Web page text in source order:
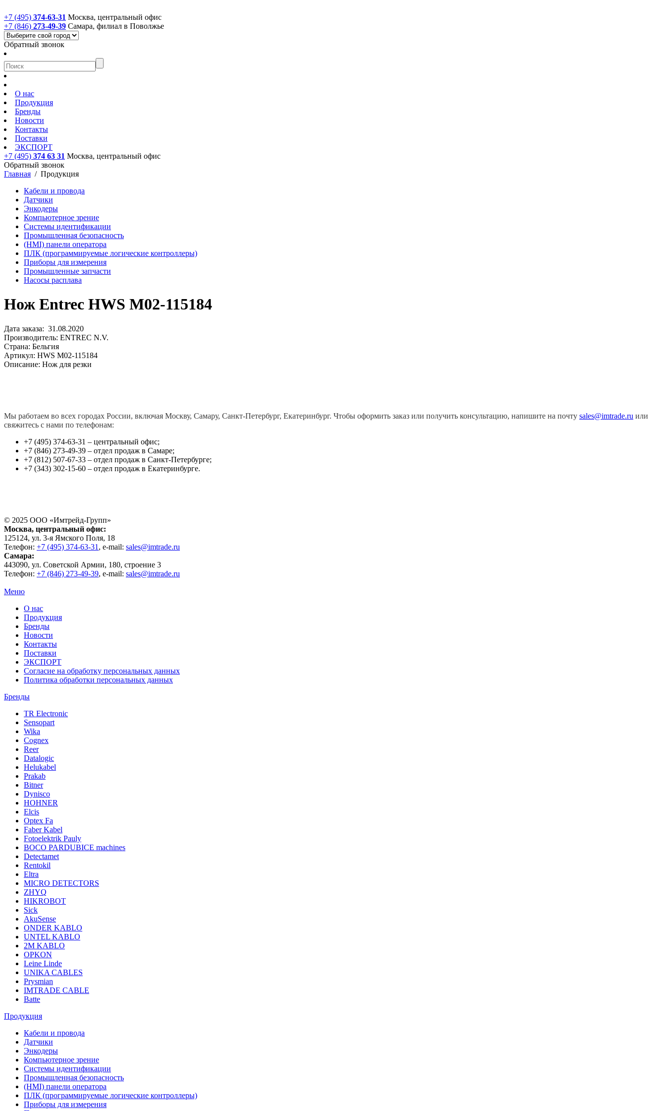
+7 (495) 374-63-31 Москва, центральный офис
+7 (846) 273-49-39 Самара, филиал в Поволжье
Обратный звонок
О нас
Продукция
Бренды
Новости
Контакты
Поставки
ЭКСПОРТ
+7 (495) 374 63 31 Москва, центральный офис
Обратный звонок
Главная / Продукция
Кабели и провода
Датчики
Энкодеры
Компьютерное зрение
Системы идентификации
Промышленная безопасность
(HMI) панели оператора
ПЛК (программируемые логические контроллеры)
Приборы для измерения
Промышленные запчасти
Насосы расплава
Нож Entrec HWS M02-115184
Дата заказа: 31.08.2020
Производитель: ENTREC N.V.
Страна: Бельгия
Артикул: HWS M02-115184
Описание: Нож для резки
Мы работаем во всех городах России, включая Москву, Самару, Санкт-Петербург, Екатеринбург. Чтобы оформить заказ или получить консультацию, напишите на почту sales@imtrade.ru или
свяжитесь с нами по телефонам:
+7 (495) 374-63-31 – центральный офис;
+7 (846) 273-49-39 – отдел продаж в Самаре;
+7 (812) 507-67-33 – отдел продаж в Санкт-Петербурге;
+7 (343) 302-15-60 – отдел продаж в Екатеринбурге.
© 2025 ООО «Имтрейд-Групп»
Москва, центральный офис:
125124, ул. 3-я Ямского Поля, 18
Телефон: +7 (495) 374-63-31 , e-mail: sales@imtrade.ru
Самара:
443090, ул. Советской Армии, 180, строение 3
Телефон: +7 (846) 273-49-39, e-mail: sales@imtrade.ru
Меню
О нас
Продукция
Бренды
Новости
Контакты
Поставки
ЭКСПОРТ
Согласие на обработку персональных данных
Политика обработки персональных данных
Бренды
TR Electronic
Sensopart
Wika
Cognex
Reer
Datalogic
Helukabel
Prakab
Bitner
Dynisco
HOHNER
Elcis
Optex Fa
Faber Kabel
Fotoelektrik Pauly
BOCO PARDUBICE machines
Detectamet
Rentokil
Eltra
MICRO DETECTORS
ZHYQ
HIKROBOT
Sick
AkuSense
ONDER KABLO
UNTEL KABLO
2M KABLO
OPKON
Leine Linde
UNIKA CABLES
Prysmian
IMTRADE CABLE
Batte
Продукция
Кабели и провода
Датчики
Энкодеры
Компьютерное зрение
Системы идентификации
Промышленная безопасность
(HMI) панели оператора
ПЛК (программируемые логические контроллеры)
Приборы для измерения